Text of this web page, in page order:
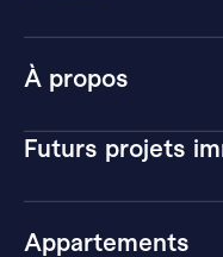
À propos
Futurs projets
Appartements